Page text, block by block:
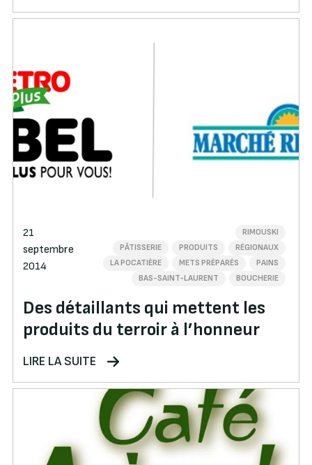
21
septembre
2014
BAS-SAINT-LAURENT BOUCHERIE
LA POCATIÈRE METS PRÉPARÉS PAINS
PÂTISSERIE PRODUITS RÉGIONAUX
RIMOUSKI
Des détaillants qui mettent les
produits du terroir à l’honneur
LIRE LA SUITE